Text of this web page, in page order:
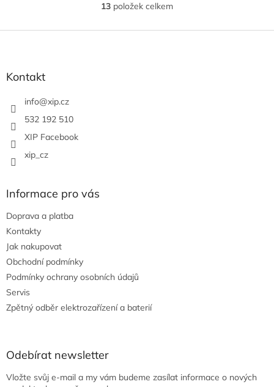
O
l
13 položek celkem
Kontakt
info@xip.cz
532 192 510
XIP Facebook
xip_cz
Informace pro vás
Doprava a platba
Kontakty
Jak nakupovat
Obchodní podmínky
Podmínky ochrany osobních údajů
Servis
Zpětný odběr elektrozařízení a baterií
Odebírat newsletter
Vložte svůj e-mail a my vám budeme zasílat informace o nových